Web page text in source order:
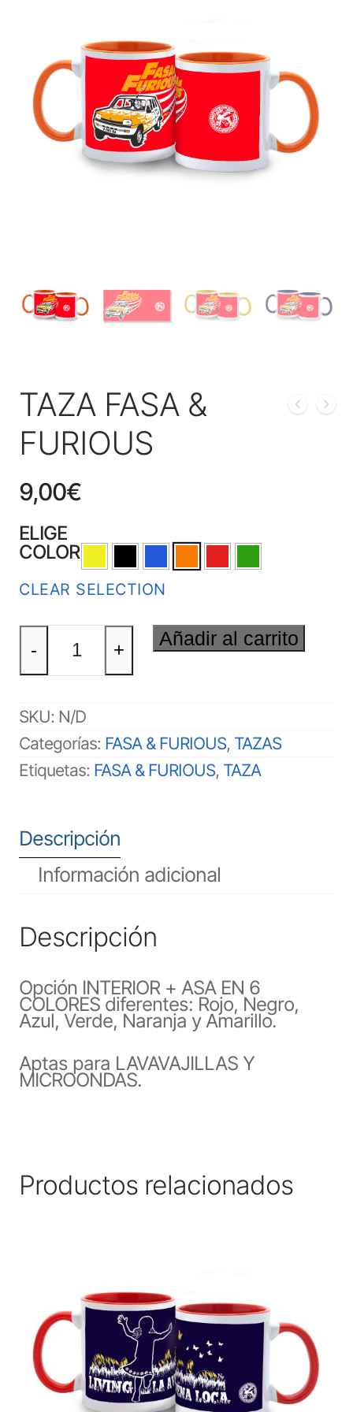
TAZA FASA &
FURIOUS
9,00€
ELIGE
COLOR
CLEAR SELECTION
TAZA
FASA
FURIOUS
- +
Añadir al carrito
SKU: N/D
Categorías: FASA & FURIOUS, TAZAS
Etiquetas: FASA & FURIOUS, TAZA
Descripción
Información adicional
Descripción
Opción INTERIOR + ASA EN 6
COLORES diferentes: Rojo, Negro,
Azul, Verde, Naranja y Amarillo.
Aptas para LAVAVAJILLAS Y
MICROONDAS.
Productos relacionados